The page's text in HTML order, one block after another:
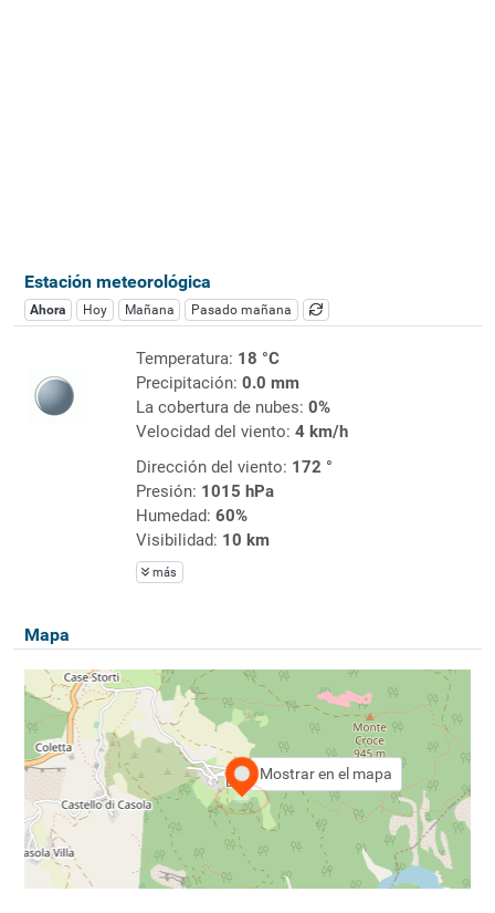
Estación meteorológica
Ahora Hoy Mañana Pasado mañana
Temperatura: 18 °C
Precipitación: 0.0 mm
La cobertura de nubes: 0%
Velocidad del viento: 4 km/h
Dirección del viento: 172 °
Presión: 1015 hPa
Humedad: 60%
Visibilidad: 10 km
más
Mapa
Mostrar en el mapa